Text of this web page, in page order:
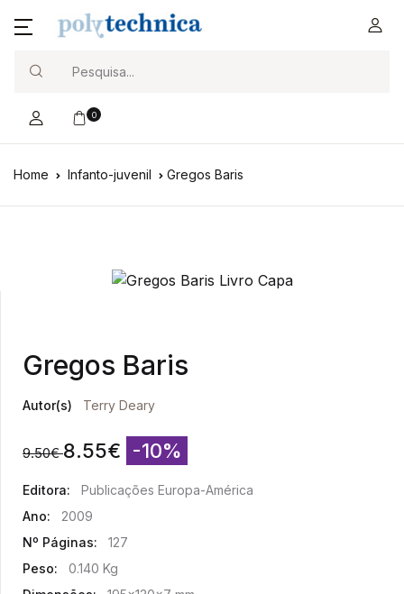
0
Home Infanto-juvenil Gregos Baris
Gregos Baris
Autor(s) Terry Deary
9.50€ 8.55€ -10%
Editora:
Publicações Europa-América
Ano:
2009
Nº Páginas:
127
Peso:
0.140 Kg